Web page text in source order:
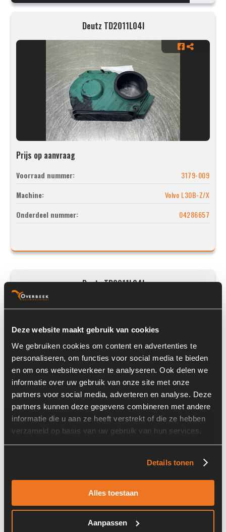
Deze website maakt gebruik van cookies
We gebruiken cookies om content en advertenties te
personaliseren, om functies voor social media te bieden
en om ons websiteverkeer te analyseren. Ook delen we
informatie over uw gebruik van onze site met onze
partners voor social media, adverteren en analyse. Deze
partners kunnen deze gegevens combineren met andere
informatie die u aan ze heeft verstrekt of die ze hebben
verzameld op basis van uw gebruik van hun services.
Details tonen
Alles toestaan
Aanpassen
Deutz TD2011L04I
Prijs op aanvraag
Voorraad nummer:
3179-009
Machine:
Volvo L30B-Z/X
Onderdeel nummer:
04286657
Deutz TD2011L04I
Prijs op aanvraag
Voorraad nummer:
3179-008